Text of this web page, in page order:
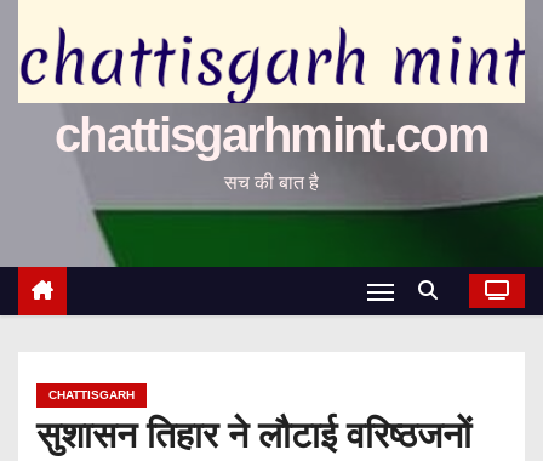
chattisgarhmint.com
सच की बात है
CHATTISGARH
सुशासन तिहार ने लौटाई वरिष्ठजनों